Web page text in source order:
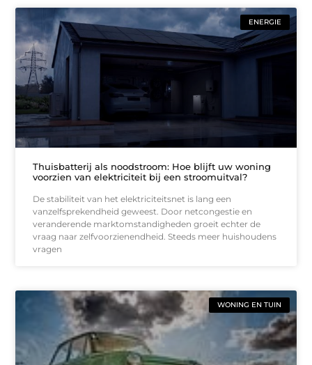
ENERGIE
Thuisbatterij als noodstroom: Hoe blijft uw woning
voorzien van elektriciteit bij een stroomuitval?
De stabiliteit van het elektriciteitsnet is lang een
vanzelfsprekendheid geweest. Door netcongestie en
veranderende marktomstandigheden groeit echter de
vraag naar zelfvoorzienendheid. Steeds meer huishoudens
vragen
WONING EN TUIN